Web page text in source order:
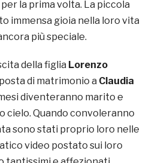
la prima volta. La piccola
immensa gioia nella loro vita
più speciale.
della figlia Lorenzo
di matrimonio a Claudia
diventeranno marito e
cielo. Quando convoleranno
sono stati proprio loro nelle
video postato sui loro